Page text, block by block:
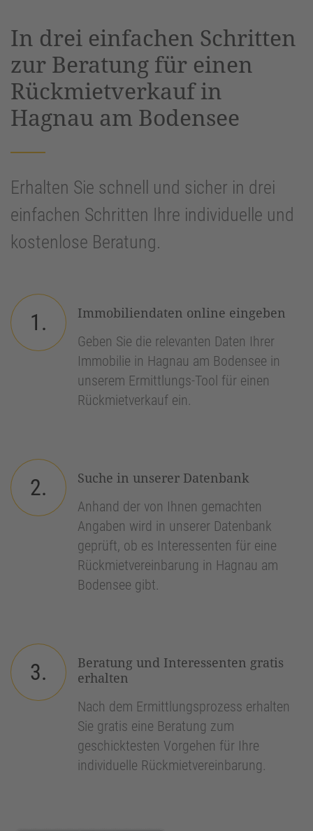
Management Platform&eRecht24
In drei einfachen Schritten
zur Beratung für einen
Rückmietverkauf in
Hagnau am Bodensee
Erhalten Sie schnell und sicher in drei
einfachen Schritten Ihre individuelle und
kostenlose Beratung.
1.
Immobiliendaten online eingeben
Geben Sie die relevanten Daten Ihrer
Immobilie in Hagnau am Bodensee in
unserem Ermittlungs-Tool für einen
Rückmietverkauf ein.
2.
Suche in unserer Datenbank
Anhand der von Ihnen gemachten
Angaben wird in unserer Datenbank
geprüft, ob es Interessenten für eine
Rückmietvereinbarung in Hagnau am
Bodensee gibt.
3.
Beratung und Interessenten gratis
erhalten
Nach dem Ermittlungsprozess erhalten
Sie gratis eine Beratung zum
geschicktesten Vorgehen für Ihre
individuelle Rückmietvereinbarung.